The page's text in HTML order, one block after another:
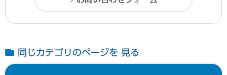
同じカテゴリのページを 見る